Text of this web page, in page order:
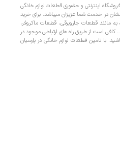
اینترنتی و حضوری قطعات لوازم خانگی
در خدمت شما عزیزان میباشد. برای خرید
به مانند قطعات جاروبرقی، قطعات ماکروفر،
است از طریق راه های ارتباطی موجود در
با تامین قطعات لوازم خانگی در پارسیان